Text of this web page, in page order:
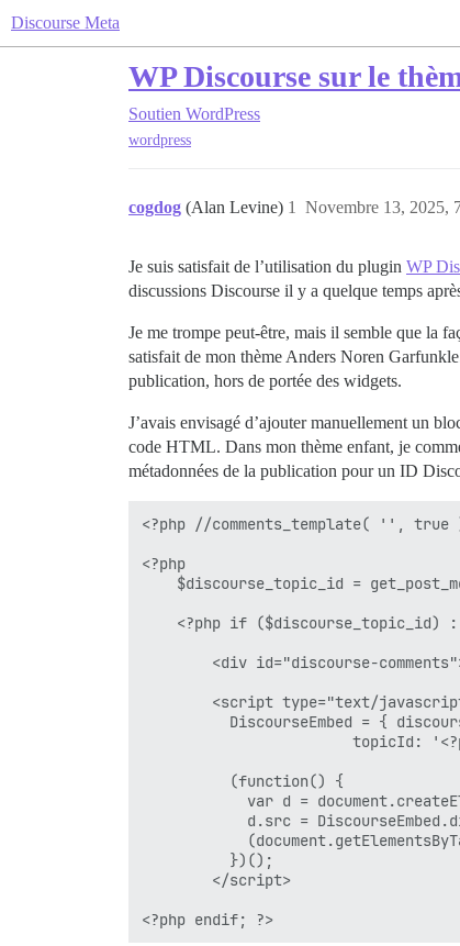
Discourse Meta
WP Discourse sur le
Soutien WordPress
wordpress
cogdog (Alan Levine) Novembre 13, 2025,
1
Je suis satisfait de l’utilisation du plugin WP
discussions Discourse il y a quelque temps
Je me trompe peut-être, mais il semble que la
satisfait de mon thème Anders Noren
publication, hors de portée des widgets.
J’avais envisagé d’ajouter manuellement un
code HTML. Dans mon thème enfant, je
métadonnées de la publication pour un ID
<?php //comments_template( '',
<?php